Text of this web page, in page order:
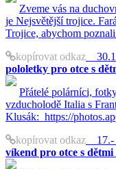
Zveme vás na
je Nejsvětější trojice.
Trojice, abychom
kopírovat odkaz
pololetky pro otce s
Přátelé polárníci,
vzducholodě Italia s
Klusák: https://
kopírovat odkaz 17.-
víkend pro otce s dětmi